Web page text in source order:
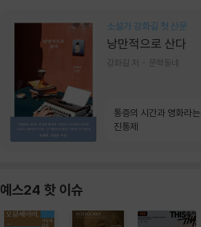
소설가 강화길 첫 산문
낭만적으로 산다
강화길 저 문학동네
통증의 시간과 영화라는
진통제
예스24 핫 이슈